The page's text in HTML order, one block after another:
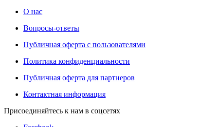
О нас
Вопросы-ответы
Публичная оферта с пользователями
Политика конфиденциальности
Публичная оферта для партнеров
Контактная информация
Присоединяйтесь к нам в соцсетях